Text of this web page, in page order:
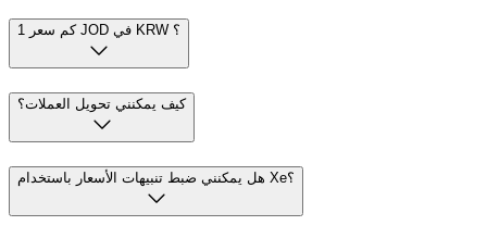
كم سعر 1 JOD في KRW ؟
كيف يمكنني تحويل العملات؟
هل يمكنني ضبط تنبيهات الأسعار باستخدام Xe؟